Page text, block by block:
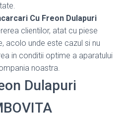
Cu Freon Dulapuri
clientilor, atat cu piese
acolo unde este cazul si nu
in conditii optime a aparatului
noastra.
Dulapuri